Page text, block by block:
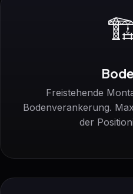
Freistehende
Bodenverankerung.
der